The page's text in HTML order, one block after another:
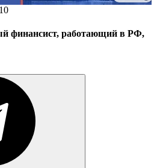
финансист, работающий в РФ,